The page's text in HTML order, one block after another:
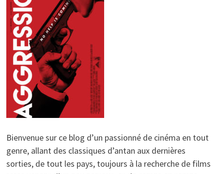
Bienvenue sur ce blog d’un passionné de cinéma en tout
genre, allant des classiques d’antan aux dernières
sorties, de tout les pays, toujours à la recherche de films